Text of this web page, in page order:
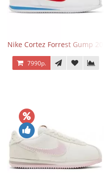
Nike Cortez Forrest Gump 2024
7990р.